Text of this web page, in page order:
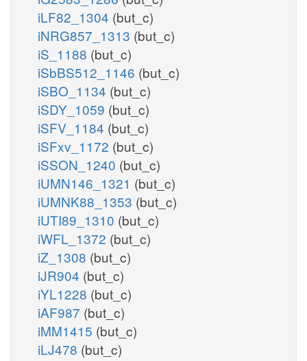
iLF82_1304 (but_c)
iNRG857_1313 (but_c)
iS_1188 (but_c)
iSbBS512_1146 (but_c)
iSBO_1134 (but_c)
iSDY_1059 (but_c)
iSFV_1184 (but_c)
iSFxv_1172 (but_c)
iSSON_1240 (but_c)
iUMN146_1321 (but_c)
iUMNK88_1353 (but_c)
iUTI89_1310 (but_c)
iWFL_1372 (but_c)
iZ_1308 (but_c)
iJR904 (but_c)
iYL1228 (but_c)
iAF987 (but_c)
iMM1415 (but_c)
iLJ478 (but_c)